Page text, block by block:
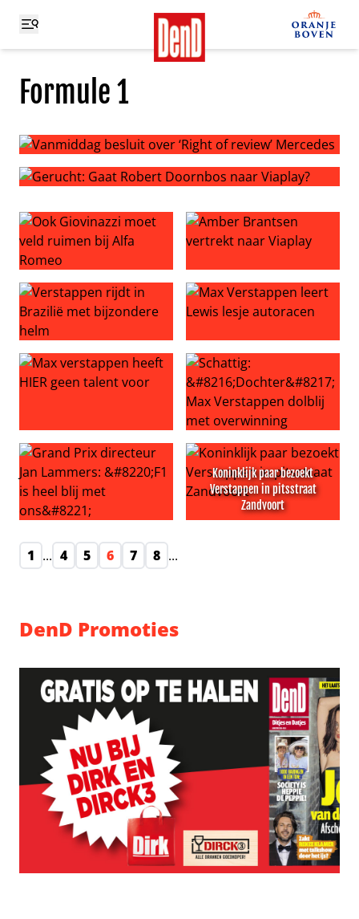
Formule 1
Vanmiddag besluit over ‘Right of review’ Mercedes
Ook Giovinazzi moet veld ruimen bij Alfa Romeo
Amber Brantsen vertrekt
Verstappen rijdt in Brazilië met bijzondere helm
Max Verstappen leert Lewis
Max verstappen heeft HIER geen talent voor
Schattig: ‘Dochter’ Max
Koninklijk paar bezoekt
Verstappen in pitsstraat
Zandvoort
1 ... 4 5 6 7 8 ...
DenD Promoties